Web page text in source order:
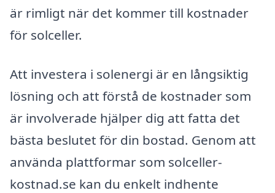
är rimligt när det kommer till kostnader
för solceller.
Att investera i solenergi är en långsiktig
lösning och att förstå de kostnader som
är involverade hjälper dig att fatta det
bästa beslutet för din bostad. Genom att
använda plattformar som solceller-
kostnad.se kan du enkelt indhente